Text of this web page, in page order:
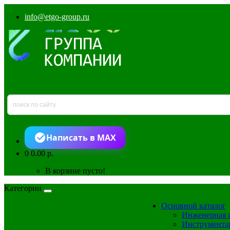
info@etgo-group.ru
Написать в MAX
00.00 р.
В корзине пусто!
Категории
Основной каталог
Инженерная